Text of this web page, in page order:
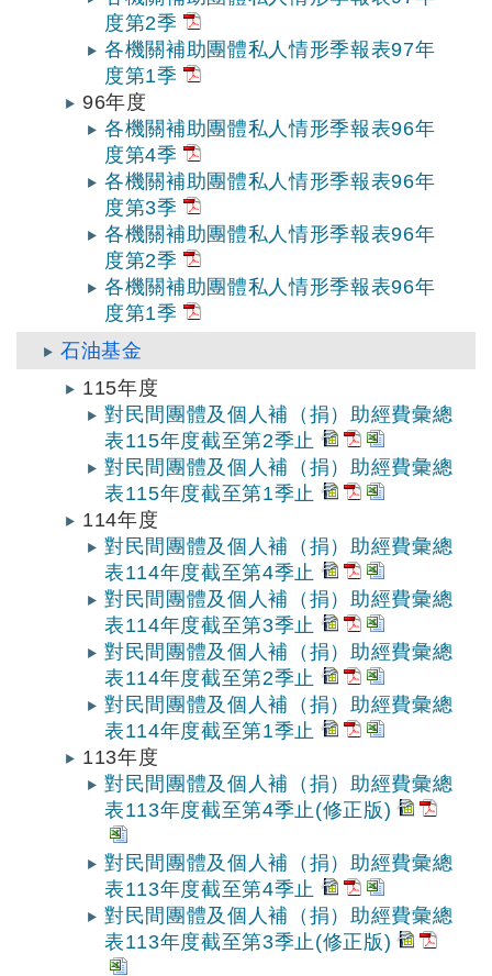
度第2季
各機關補助團體私人情形季報表97年
度第1季
96年度
各機關補助團體私人情形季報表96年
度第4季
各機關補助團體私人情形季報表96年
度第3季
各機關補助團體私人情形季報表96年
度第2季
各機關補助團體私人情形季報表96年
度第1季
石油基金
115年度
對民間團體及個人補（捐）助經費彙總
表115年度截至第2季止
對民間團體及個人補（捐）助經費彙總
表115年度截至第1季止
114年度
對民間團體及個人補（捐）助經費彙總
表114年度截至第4季止
對民間團體及個人補（捐）助經費彙總
表114年度截至第3季止
對民間團體及個人補（捐）助經費彙總
表114年度截至第2季止
對民間團體及個人補（捐）助經費彙總
表114年度截至第1季止
113年度
對民間團體及個人補（捐）助經費彙總
表113年度截至第4季止(修正版)
對民間團體及個人補（捐）助經費彙總
表113年度截至第4季止
對民間團體及個人補（捐）助經費彙總
表113年度截至第3季止(修正版)